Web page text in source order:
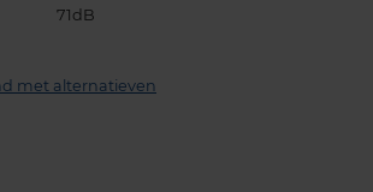
71dB
met alternatieven